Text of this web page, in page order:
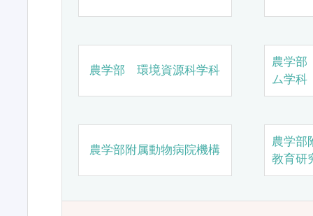
農学部 環境資源科学科
農学
ム学科
農学部附属動物病院機構
農学部
教育研